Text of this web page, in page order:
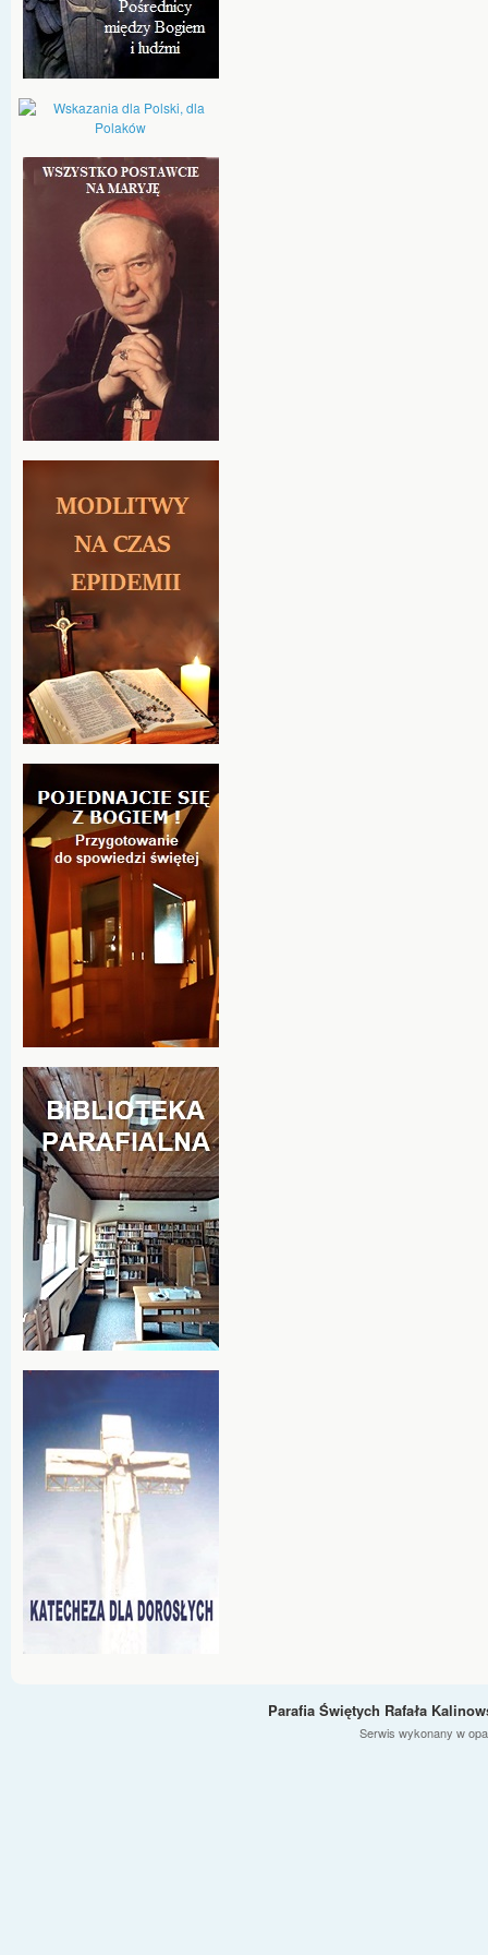
Parafia Świętych Rafała
Serwis wykonany w